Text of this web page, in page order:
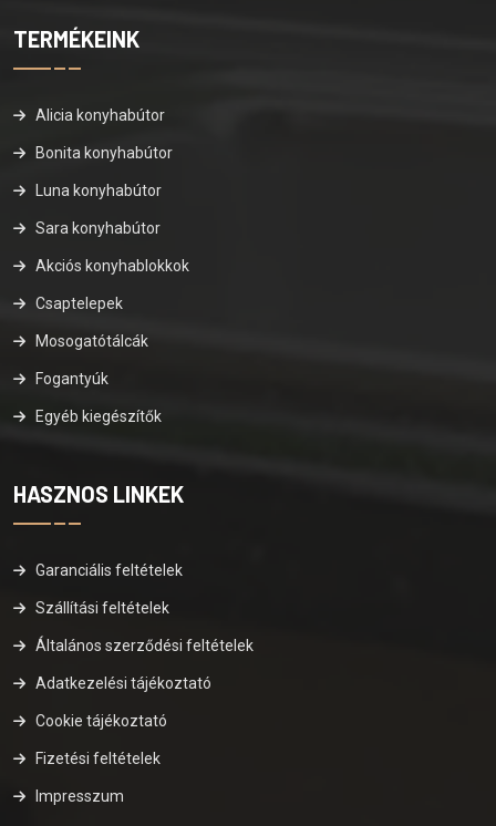
TERMÉKEINK
Alicia konyhabútor
Bonita konyhabútor
Luna konyhabútor
Sara konyhabútor
Akciós konyhablokkok
Csaptelepek
Mosogatótálcák
Fogantyúk
Egyéb kiegészítők
HASZNOS LINKEK
Garanciális feltételek
Szállítási feltételek
Általános szerződési feltételek
Adatkezelési tájékoztató
Cookie tájékoztató
Fizetési feltételek
Impresszum